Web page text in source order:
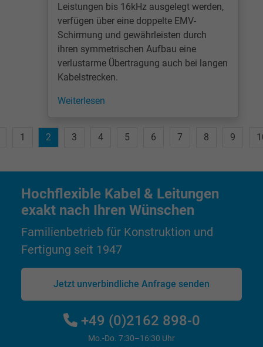
Enthält eine zufällig generierte Benutzer-ID.
Mithilfe dieser ID kann Google den Nutzer
verschiedenen Websites
domänenübergreifend erkennen und
personalisierte Werbung anzeigen.
Zweck Dies ist ein Conversion Tracking-Service.
Name
Anbieter Google Ads Conversion Tracking, Google LLC
Laufzeit Persistent
Dies ist ein Conversion Tracking-Service.
Leistungen bis 16kHz ausgelegt werden,
verfügen über eine doppelte EMV-
Schirmung und gewährleisten durch
ihren symmetrischen Aufbau eine
verlustarme Übertragung auch bei langen
Kabelstrecken.
Weiterlesen
1 2 3 4 5 6 7 8 9
Hochflexible Kabel & Leitungen
exakt nach Ihren Wünschen
Familienbetrieb für Konstruktion und
Fertigung seit 1947
Jetzt unverbindliche Anfrage senden
+49 (0)2162 898-0
Mo.-Do. 7:30–16:30 Uhr